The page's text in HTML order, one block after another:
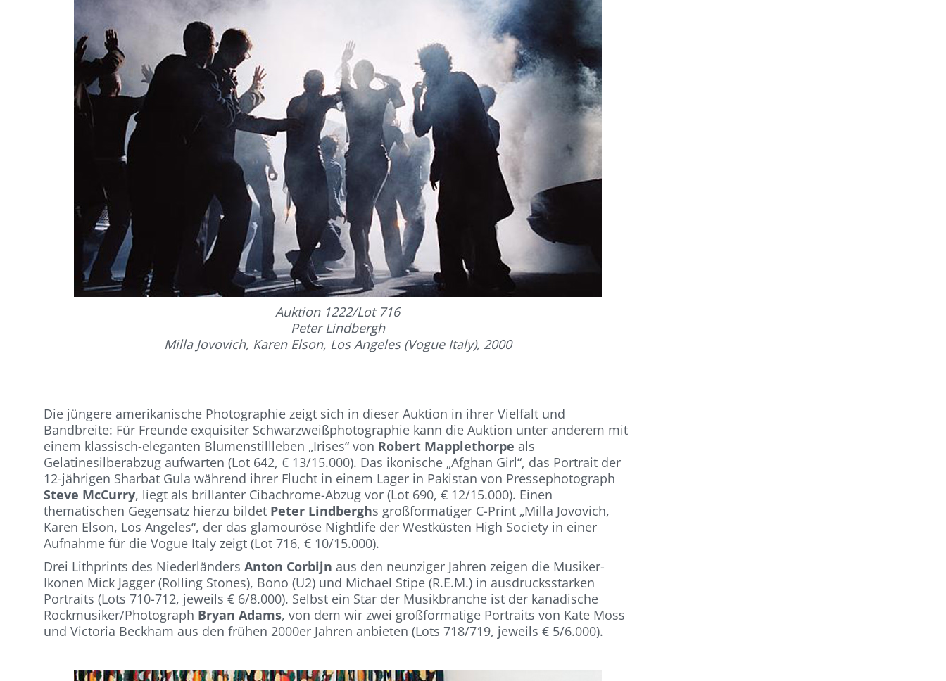
Auktion 1222/Lot 716
Peter Lindbergh
Milla Jovovich, Karen Elson, Los Angeles (Vogue Italy), 2000
Die jüngere amerikanische Photographie zeigt sich in dieser Auktion in ihrer Vielfalt und
Bandbreite: Für Freunde exquisiter Schwarzweißphotographie kann die Auktion unter anderem mit
einem klassisch-eleganten Blumenstillleben „Irises“ von Robert Mapplethorpe als
Gelatinesilberabzug aufwarten (Lot 642, € 13/15.000). Das ikonische „Afghan Girl“, das Portrait der
12-jährigen Sharbat Gula während ihrer Flucht in einem Lager in Pakistan von Pressephotograph
Steve McCurry, liegt als brillanter Cibachrome-Abzug vor (Lot 690, € 12/15.000). Einen
thematischen Gegensatz hierzu bildet Peter Lindberghs großformatiger C-Print „Milla Jovovich,
Karen Elson, Los Angeles“, der das glamouröse Nightlife der Westküsten High Society in einer
Aufnahme für die Vogue Italy zeigt (Lot 716, € 10/15.000).
Drei Lithprints des NiederländersAnton Corbijn aus den neunziger Jahren zeigen die Musiker-
Ikonen Mick Jagger (Rolling Stones), Bono (U2) und Michael Stipe (R.E.M.) in ausdrucksstarken
Portraits (Lots 710-712, jeweils € 6/8.000). Selbst ein Star der Musikbranche ist der kanadische
Rockmusiker/Photograph Bryan Adams, von dem wir zwei großformatige Portraits von Kate Moss
und Victoria Beckham aus den frühen 2000er Jahren anbieten (Lots 718/719, jeweils € 5/6.000).